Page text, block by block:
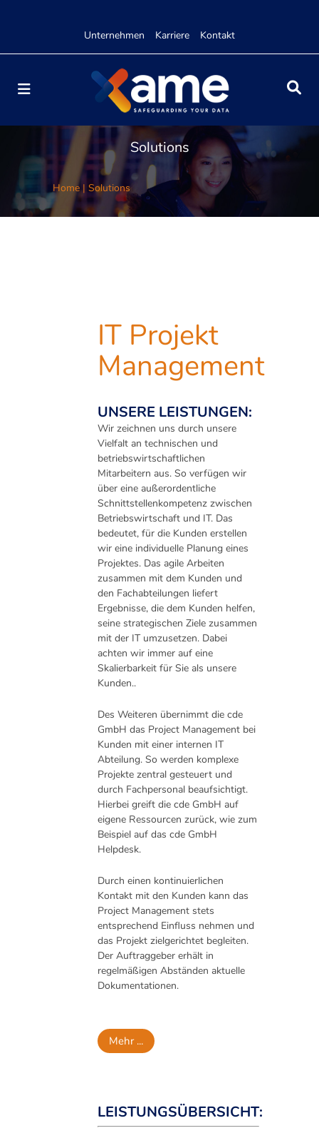
Unternehmen Karriere Kontakt
Solutions
Home | Solutions
IT Projekt
Management
UNSERE LEISTUNGEN:
Wir zeichnen uns durch unsere
Vielfalt an technischen und
betriebswirtschaftlichen
Mitarbeitern aus. So verfügen wir
über eine außerordentliche
Schnittstellenkompetenz zwischen
Betriebswirtschaft und IT. Das
bedeutet, für die Kunden erstellen
wir eine individuelle Planung eines
Projektes. Das agile Arbeiten
zusammen mit dem Kunden und
den Fachabteilungen liefert
Ergebnisse, die dem Kunden helfen,
seine strategischen Ziele zusammen
mit der IT umzusetzen. Dabei
achten wir immer auf eine
Skalierbarkeit für Sie als unsere
Kunden..
Des Weiteren übernimmt die cde
GmbH das Project Management bei
Kunden mit einer internen IT
Abteilung. So werden komplexe
Projekte zentral gesteuert und
durch Fachpersonal beaufsichtigt.
Hierbei greift die cde GmbH auf
eigene Ressourcen zurück, wie zum
Beispiel auf das cde GmbH
Helpdesk.
Durch einen kontinuierlichen
Kontakt mit den Kunden kann das
Project Management stets
entsprechend Einfluss nehmen und
das Projekt zielgerichtet begleiten.
Der Auftraggeber erhält in
regelmäßigen Abständen aktuelle
Dokumentationen.
Mehr ...
LEISTUNGSÜBERSICHT: